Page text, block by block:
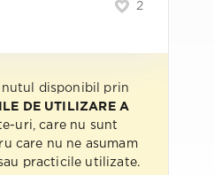
2
disponibil prin
DE UTILIZARE A
uri, care nu sunt
care nu ne asumam
practicile utilizate.